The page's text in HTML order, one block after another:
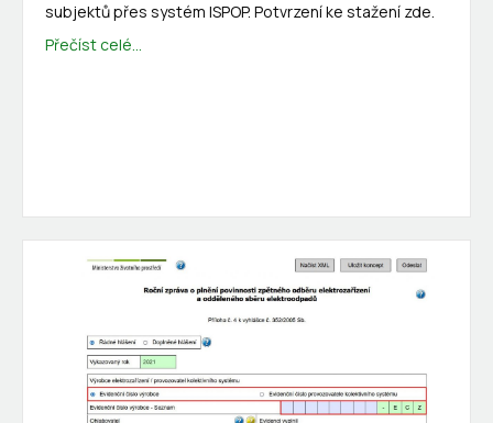
subjektů přes systém ISPOP. Potvrzení ke stažení zde.
Přečíst celé...